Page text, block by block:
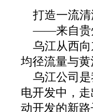
打造一流
——来自贵
乌江从西
均径流量与
乌江公司
电开发中，
动开发的新路